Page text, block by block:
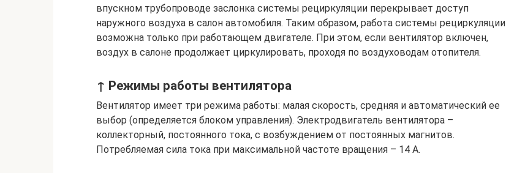
впускном трубопроводе заслонка системы рециркуляции перекрывает доступ
наружного воздуха в салон автомобиля. Таким образом, работа системы рециркуляции
возможна только при работающем двигателе. При этом, если вентилятор включен,
воздух в салоне продолжает циркулировать, проходя по воздуховодам отопителя.
↑ Режимы работы вентилятора
Вентилятор имеет три режима работы: малая скорость, средняя и автоматический ее
выбор (определяется блоком управления). Электродвигатель вентилятора –
коллекторный, постоянного тока, с возбуждением от постоянных магнитов.
Потребляемая сила тока при максимальной частоте вращения – 14 А.